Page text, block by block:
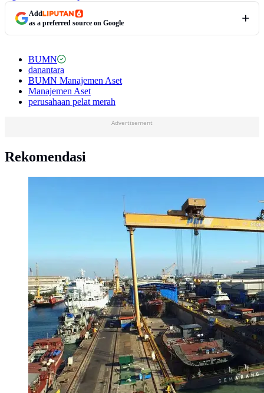
Add
as a preferred source on Google
BUMN
danantara
BUMN Manajemen Aset
Manajemen Aset
perusahaan pelat merah
Advertisement
Rekomendasi